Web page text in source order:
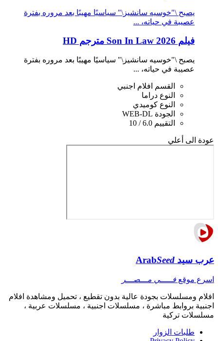
يصبح \"خوسيه سانشيز\" سياسيًا مهيبًا بعد مروره بفترة
عصيبة في حياته، ...
فيلم Son In Law 2026 مترجم HD
يصبح \"خوسيه سانشيز\" سياسيًا مهيبًا بعد مروره بفترة
عصيبة في حياته، ...
القسم
افلام اجنبي
النوع دراما
النوع كوميدي
الجودة WEB-DL
التقييم 6.0 / 10
عودة الى أعلي
عرب سيد ArabSeed
اسرع موقع فـــــي مـــصـــر
افلام ومسلسلات بجودة عالية بدون تقطيع ، تحميل ومشاهدة افلام
اجنبية بروابط مباشرة ، مسلسلات اجنبية ، مسلسلات عربية ،
مسلسلات تركية
طلبات الزوار